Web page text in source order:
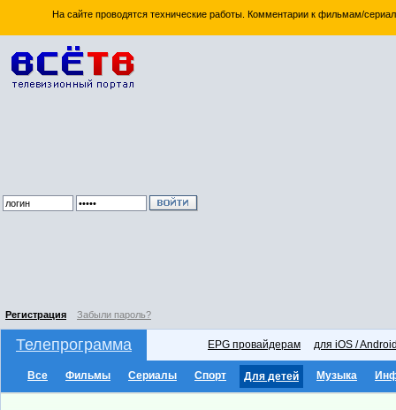
На сайте проводятся технические работы. Комментарии к фильмам/
Регистрация Забыли пароль?
Телепрограмма EPG провайдерам для iOS /
Все Фильмы Сериалы Спорт Для детей Музыка